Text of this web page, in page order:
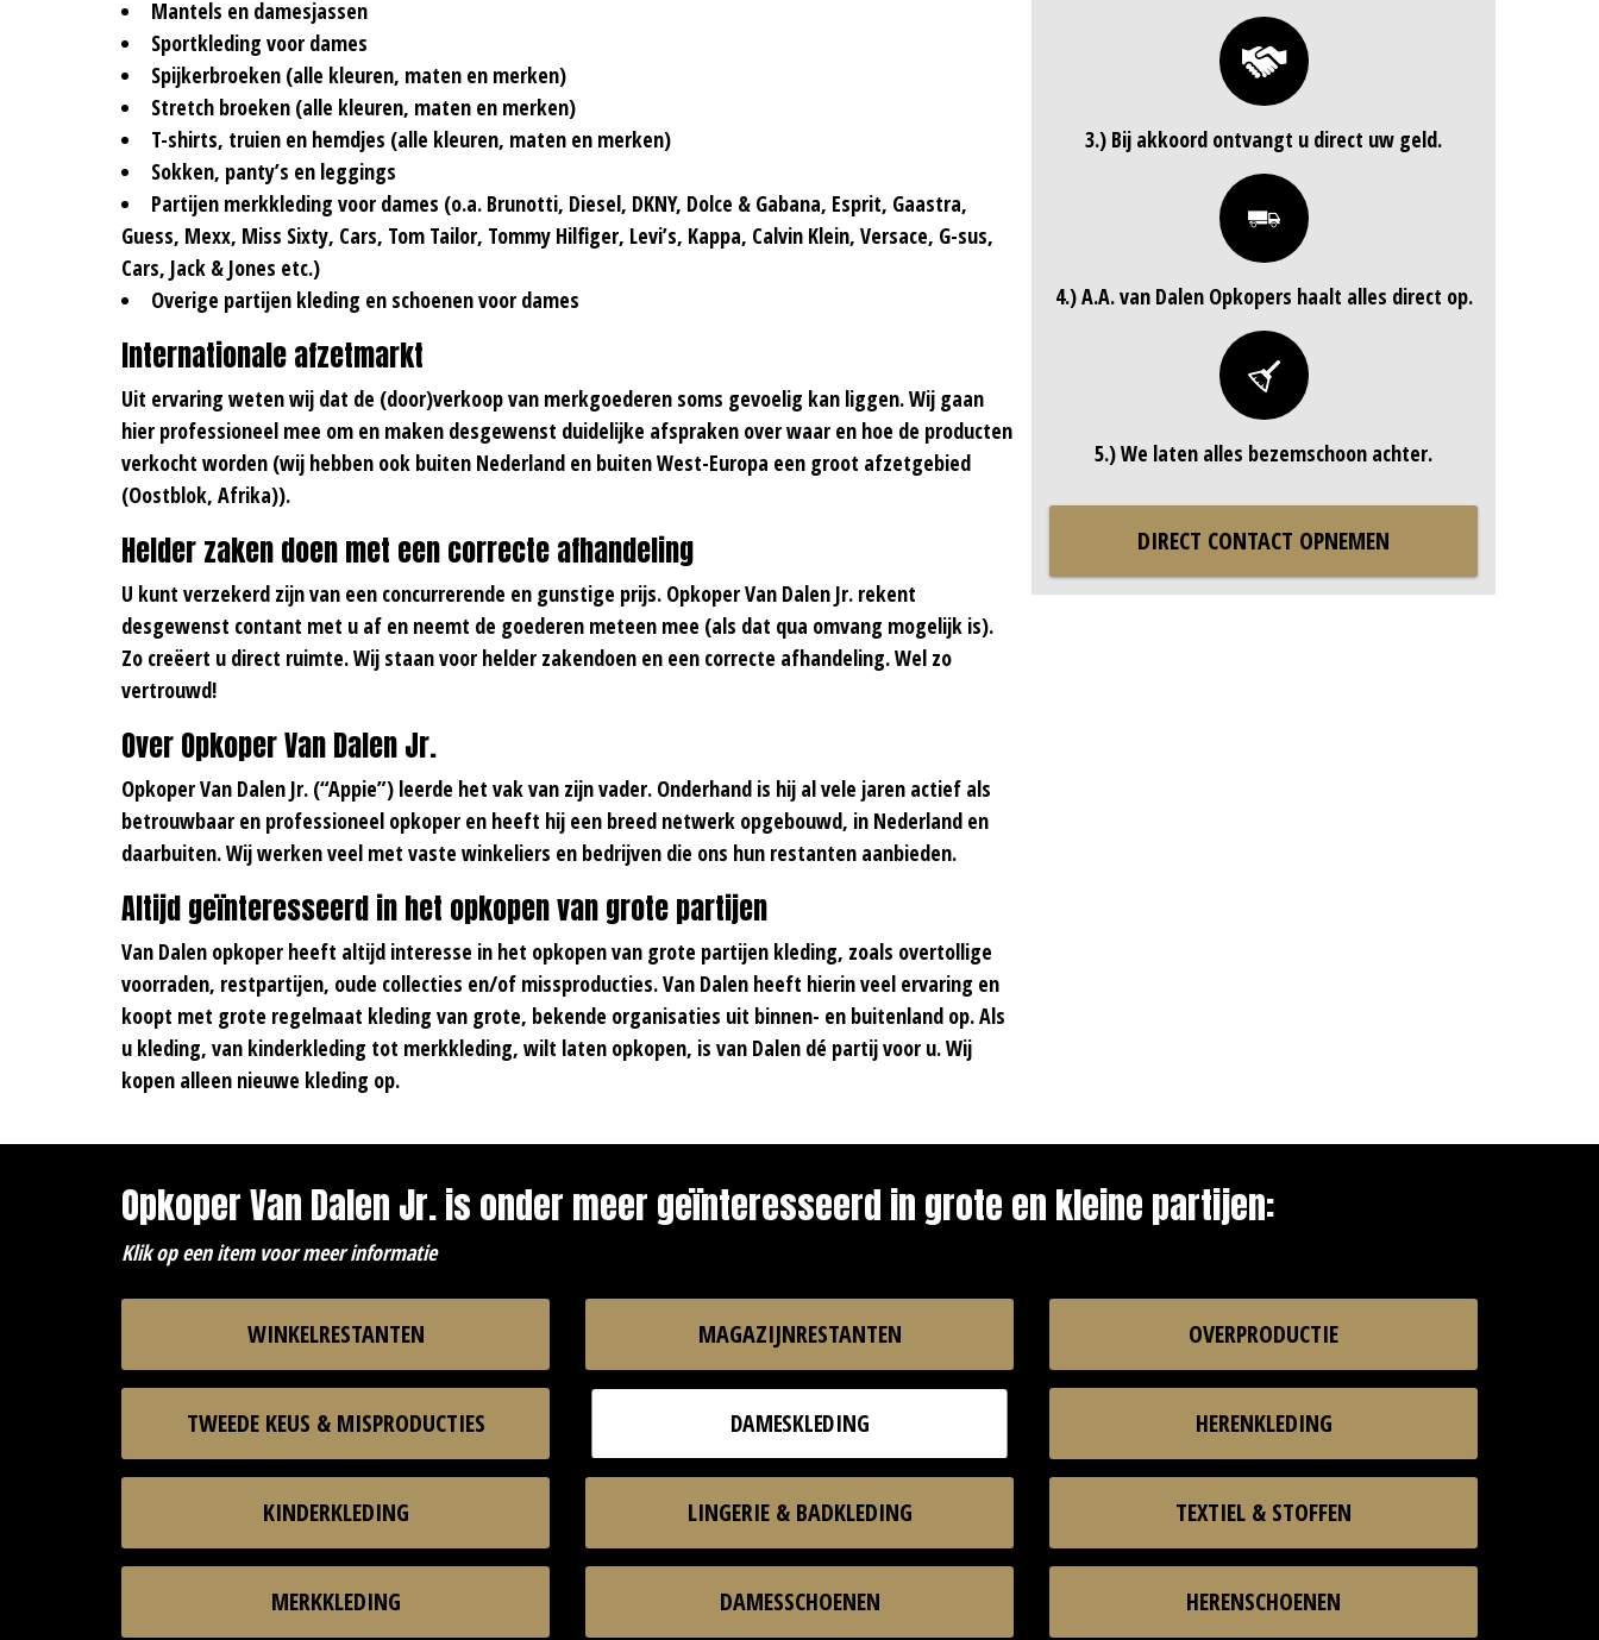
Mantels en damesjassen
Sportkleding voor dames
Spijkerbroeken (alle kleuren, maten en merken)
Stretch broeken (alle kleuren, maten en merken)
T-shirts, truien en hemdjes (alle kleuren, maten en merken)
Sokken, panty’s en leggings
Partijen merkkleding voor dames (o.a. Brunotti, Diesel, DKNY, Dolce & Gabana, Esprit, Gaastra,
Guess, Mexx, Miss Sixty, Cars, Tom Tailor, Tommy Hilfiger, Levi’s, Kappa, Calvin Klein, Versace, G-sus,
Cars, Jack & Jones etc.)
Overige partijen kleding en schoenen voor dames
Internationale afzetmarkt
Uit ervaring weten wij dat de (door)verkoop van merkgoederen soms gevoelig kan liggen. Wij gaan
hier professioneel mee om en maken desgewenst duidelijke afspraken over waar en hoe de producten
verkocht worden (wij hebben ook buiten Nederland en buiten West-Europa een groot afzetgebied
(Oostblok, Afrika)).
Helder zaken doen met een correcte afhandeling
U kunt verzekerd zijn van een concurrerende en gunstige prijs. Opkoper Van Dalen Jr. rekent
desgewenst contant met u af en neemt de goederen meteen mee (als dat qua omvang mogelijk is).
Zo creëert u direct ruimte. Wij staan voor helder zakendoen en een correcte afhandeling. Wel zo
vertrouwd!
Over Opkoper Van Dalen Jr.
Opkoper Van Dalen Jr. (“Appie”) leerde het vak van zijn vader. Onderhand is hij al vele jaren actief als
betrouwbaar en professioneel opkoper en heeft hij een breed netwerk opgebouwd, in Nederland en
daarbuiten. Wij werken veel met vaste winkeliers en bedrijven die ons hun restanten aanbieden.
Altijd geïnteresseerd in het opkopen van grote partijen
Van Dalen opkoper heeft altijd interesse in het opkopen van grote partijen kleding, zoals overtollige
voorraden, restpartijen, oude collecties en/of missproducties. Van Dalen heeft hierin veel ervaring en
koopt met grote regelmaat kleding van grote, bekende organisaties uit binnen- en buitenland op. Als
u kleding, van kinderkleding tot merkkleding, wilt laten opkopen, is van Dalen dé partij voor u. Wij
kopen alleen nieuwe kleding op.
3.) Bij akkoord ontvangt u direct uw geld.
4.) A.A. van Dalen Opkopers haalt alles direct op.
5.) We laten alles bezemschoon achter.
DIRECT CONTACT OPNEMEN
Opkoper Van Dalen Jr. is onder meer geïnteresseerd in grote en kleine partijen:
Klik op een item voor meer informatie
WINKELRESTANTEN MAGAZIJNRESTANTEN OVERPRODUCTIE
TWEEDE KEUS & MISPRODUCTIES DAMESKLEDING HERENKLEDING
KINDERKLEDING LINGERIE & BADKLEDING TEXTIEL & STOFFEN
MERKKLEDING DAMESSCHOENEN HERENSCHOENEN